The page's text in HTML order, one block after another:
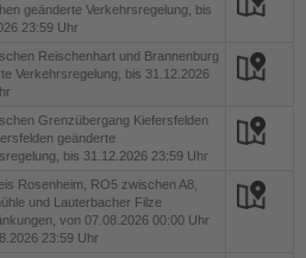
geänderte Verkehrsregelung, bis
23:59 Uhr
Reischenhart und Brannenburg
Verkehrsregelung, bis 31.12.2026
Grenzübergang Kiefersfelden
geänderte
bis 31.12.2026 23:59 Uhr
Rosenheim, RO5 zwischen A8,
und Lauterbacher Filze
von 07.08.2026 00:00 Uhr
23:59 Uhr